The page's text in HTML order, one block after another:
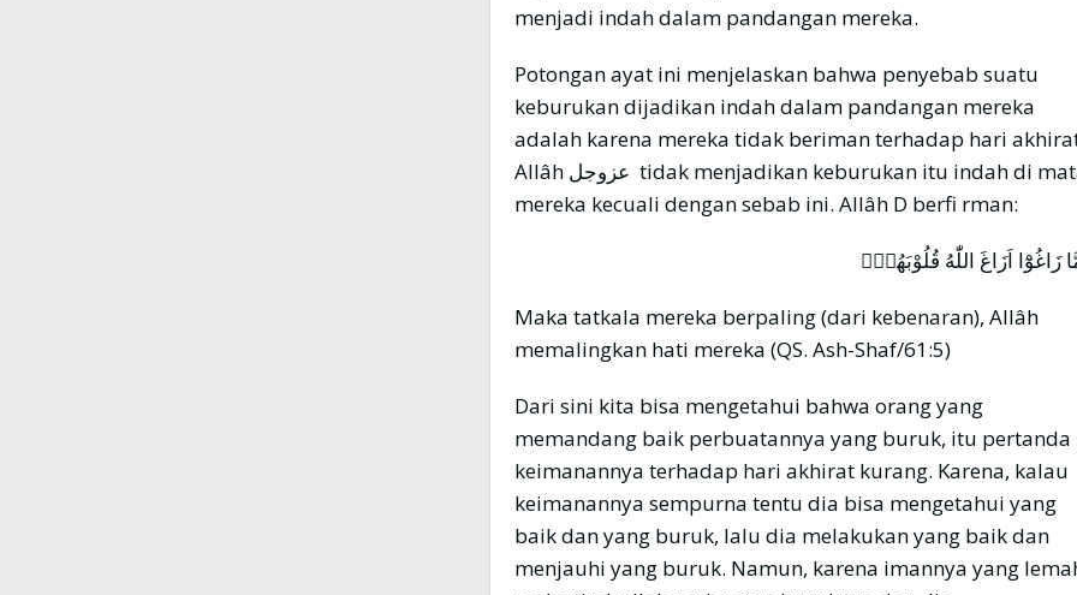
menjadi indah dalam pandangan mereka.
Potongan ayat ini menjelaskan bahwa penyebab suatu
keburukan dijadikan indah dalam pandangan mereka
adalah karena mereka tidak beriman terhadap hari
Allâh عزوجل tidak menjadikan keburukan itu indah di mata
mereka kecuali dengan sebab ini. Allâh D berfi rman:
زَاغُوْٓا اَزَاغَ اللّٰهُ قُلُوْبَهُمْۗ
Maka tatkala mereka berpaling (dari kebenaran), Allâh
memalingkan hati mereka (QS. Ash-Shaf/61:5)
Dari sini kita bisa mengetahui bahwa orang yang
memandang baik perbuatannya yang buruk, itu pertanda
keimanannya terhadap hari akhirat kurang. Karena, kalau
keimanannya sempurna tentu dia bisa mengetahui yang
baik dan yang buruk, lalu dia melakukan yang baik dan
menjauhi yang buruk. Namun, karena imannya yang